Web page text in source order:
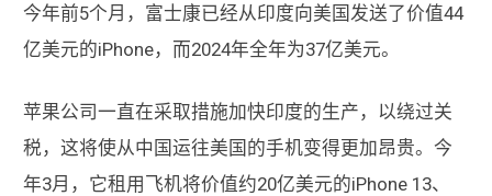
今年前5个月，富士康已经从印度向美国发送了价值44
亿美元的iPhone，而2024年全年为37亿美元。
苹果公司一直在采取措施加快印度的生产，以绕过关
税，这将使从中国运往美国的手机变得更加昂贵。今
年3月，它租用飞机将价值约20亿美元的iPhone 13、